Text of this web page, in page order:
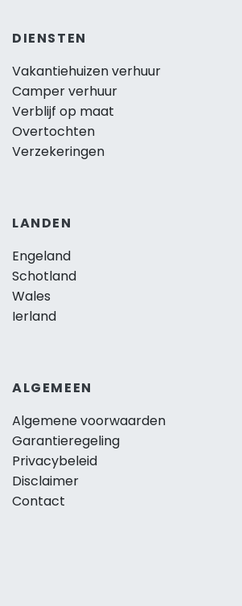
DIENSTEN
Vakantiehuizen verhuur
Camper verhuur
Verblijf op maat
Overtochten
Verzekeringen
LANDEN
Engeland
Schotland
Wales
Ierland
ALGEMEEN
Algemene voorwaarden
Garantieregeling
Privacybeleid
Disclaimer
Contact